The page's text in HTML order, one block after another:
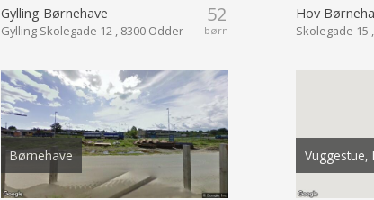
52
børn
Gylling Børnehave
Gylling Skolegade 12 , 8300 Odder
Hov
Skolegade 15
Børnehave Vuggestue,